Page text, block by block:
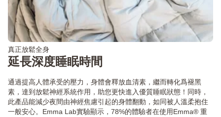
真正放鬆全身
延長深度睡眠時間
通過提高人體承受的壓力，身體會釋放血清素，繼而轉化爲褪黑
素，達到放鬆神經系統作用，助您更快進入優質睡眠狀態！同時，
此產品能減少夜間由神經焦慮引起的身體翻動，如同被人溫柔抱住
一般安心。Emma Lab實驗顯示，78%的體驗者在使用Emma® 重